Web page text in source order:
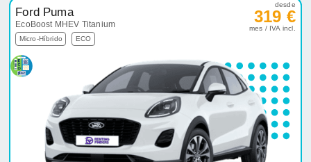
Ford Puma
EcoBoost MHEV Titanium
Micro-Híbrido ECO
desde
319 €
mes / IVA incl.